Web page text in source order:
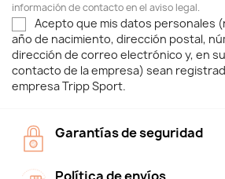
información de contacto en el aviso legal.
Acepto que mis datos personales
año de nacimiento, dirección postal,
dirección de correo electrónico y, en
contacto de la empresa) sean
empresa Tripp Sport.
Garantías de seguridad